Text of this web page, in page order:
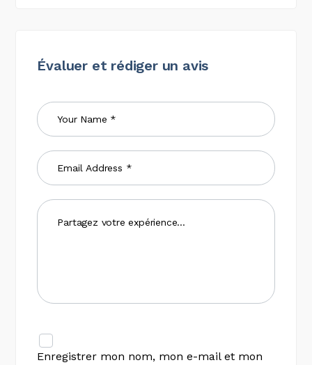
Évaluer et rédiger un avis
Enregistrer mon nom, mon e-mail et mon